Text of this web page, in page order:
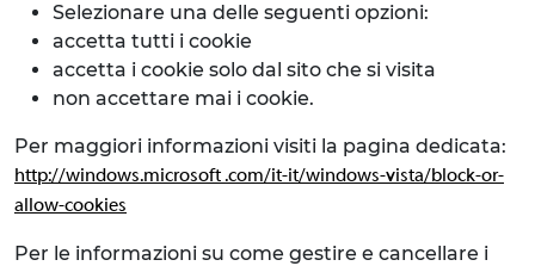
Selezionare una delle seguenti opzioni:
accetta tutti i cookie
accetta i cookie solo dal sito che si visita
non accettare mai i cookie.
Per maggiori informazioni visiti la pagina dedicata:
http://windows.microsoft .com/it-it/windows-vista/block-or-
allow-cookies
Per le informazioni su come gestire e cancellare i